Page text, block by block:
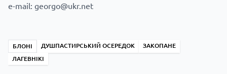
e-mail: georgo@ukr.net
БЛОНІ ДУШПАСТИРСЬКИЙ ОСЕРЕДОК
ЗАКОПАНЕ
ЛАГЕВНІКІ